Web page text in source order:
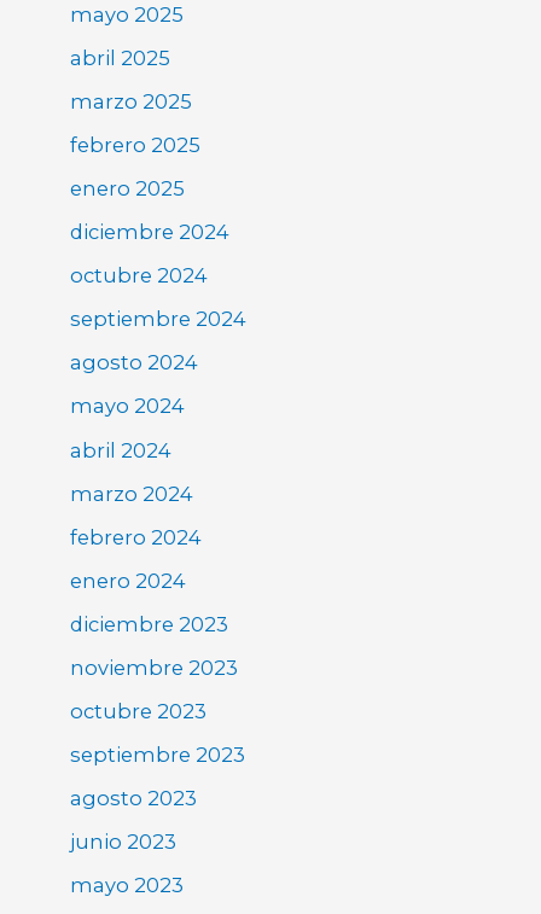
mayo 2025
abril 2025
marzo 2025
febrero 2025
enero 2025
diciembre 2024
octubre 2024
septiembre 2024
agosto 2024
mayo 2024
abril 2024
marzo 2024
febrero 2024
enero 2024
diciembre 2023
noviembre 2023
octubre 2023
septiembre 2023
agosto 2023
junio 2023
mayo 2023